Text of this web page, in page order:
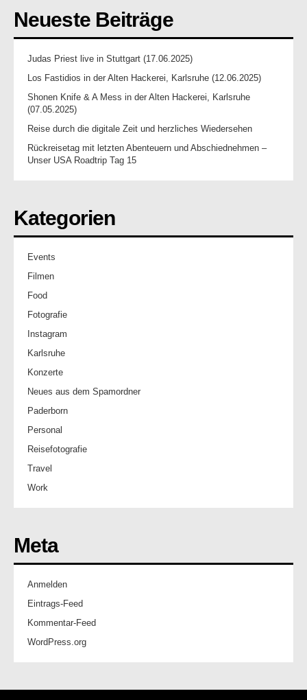
Neueste Beiträge
Judas Priest live in Stuttgart (17.06.2025)
Los Fastidios in der Alten Hackerei, Karlsruhe (12.06.2025)
Shonen Knife & A Mess in der Alten Hackerei, Karlsruhe
(07.05.2025)
Reise durch die digitale Zeit und herzliches Wiedersehen
Rückreisetag mit letzten Abenteuern und Abschiednehmen –
Unser USA Roadtrip Tag 15
Kategorien
Events
Filmen
Food
Fotografie
Instagram
Karlsruhe
Konzerte
Neues aus dem Spamordner
Paderborn
Personal
Reisefotografie
Travel
Work
Meta
Anmelden
Eintrags-Feed
Kommentar-Feed
WordPress.org